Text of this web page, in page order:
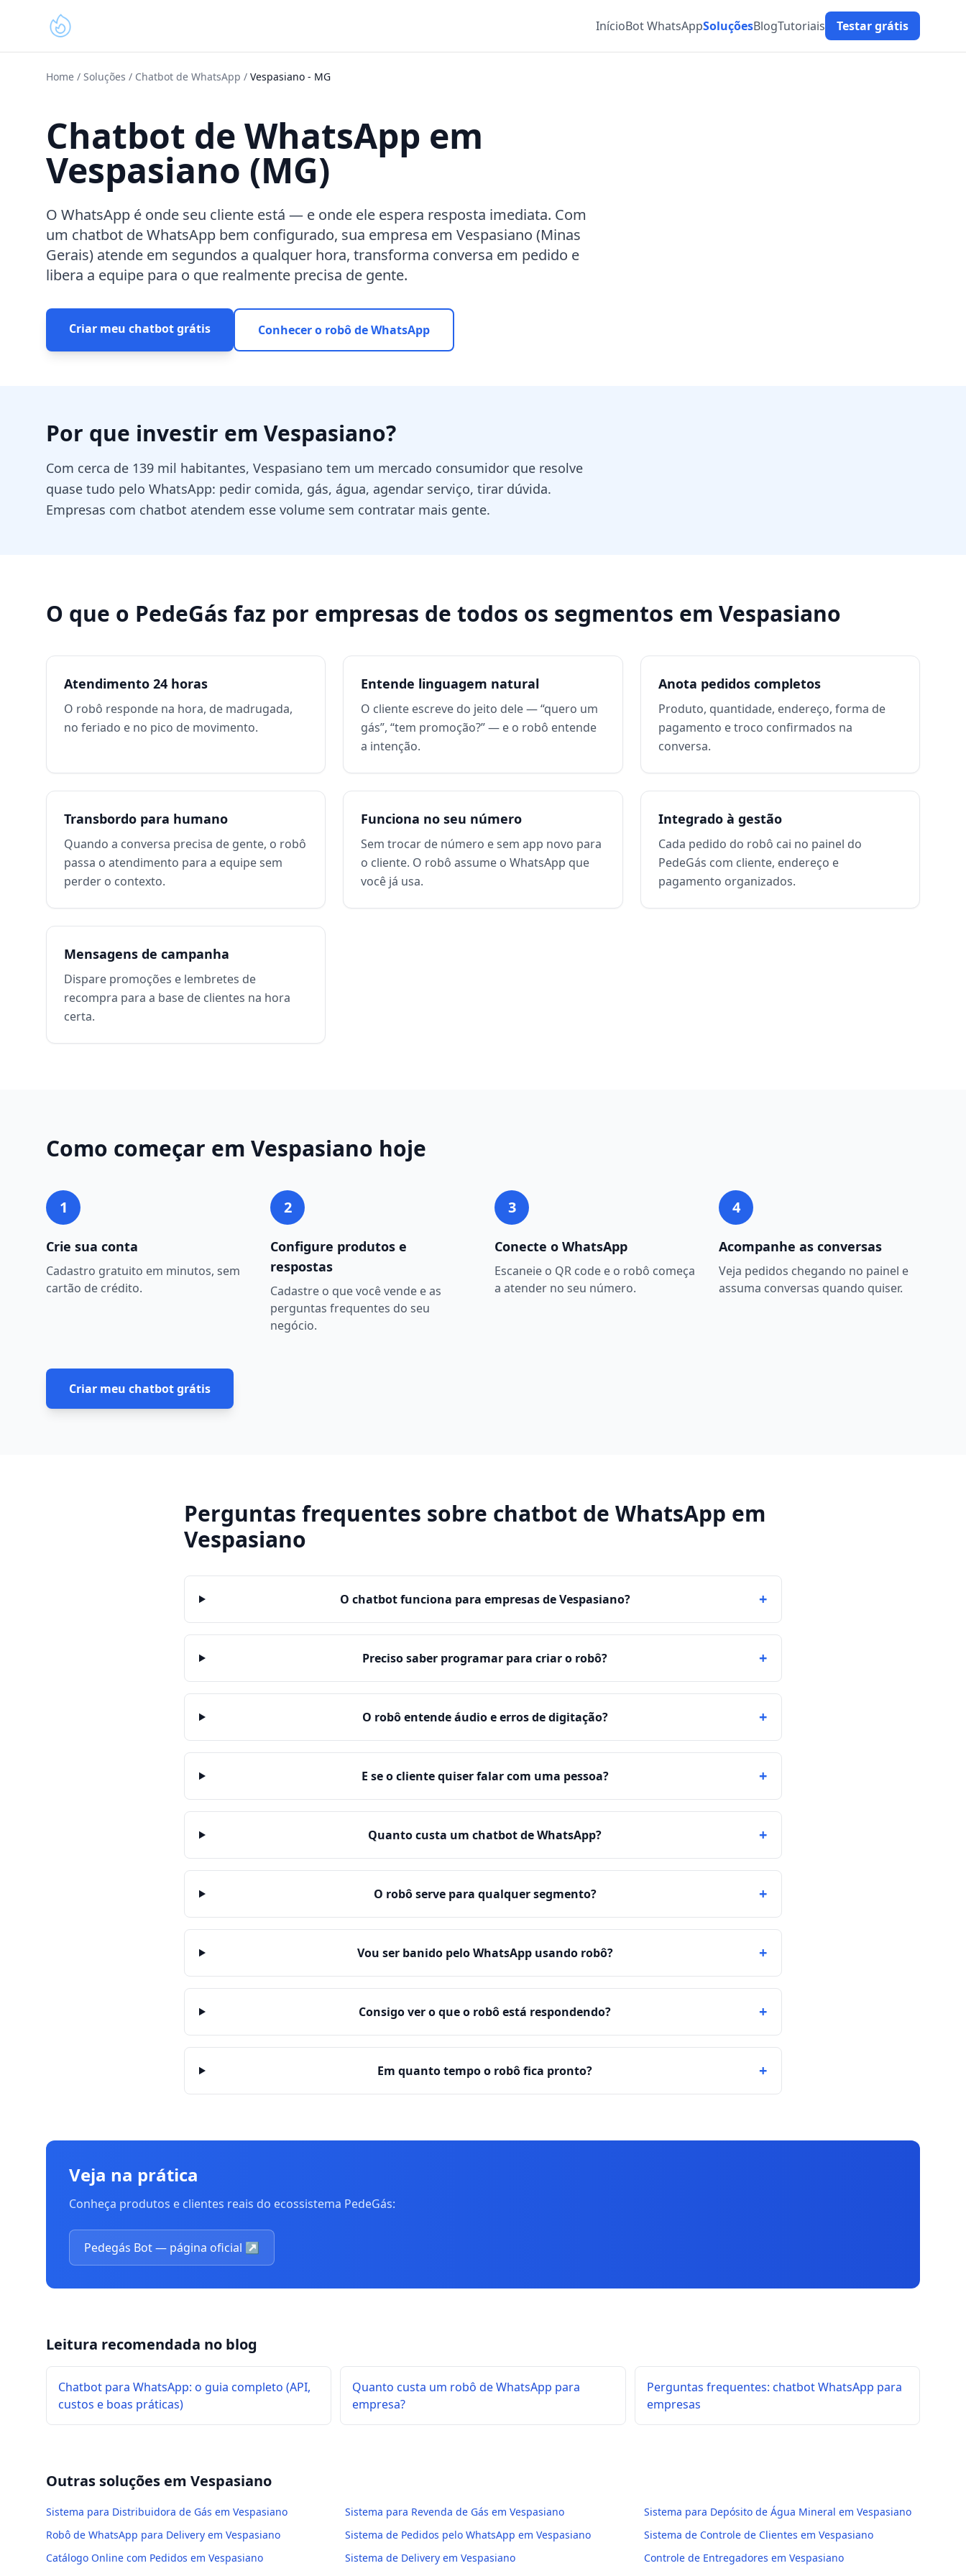
InícioBot WhatsAppSoluçõesBlogTutoriais Testar grátis
Home / Soluções / Chatbot de WhatsApp / Vespasiano - MG
Chatbot de WhatsApp em
Vespasiano (MG)
O WhatsApp é onde seu cliente está — e onde ele espera resposta imediata. Com
um chatbot de WhatsApp bem configurado, sua empresa em Vespasiano (Minas
Gerais) atende em segundos a qualquer hora, transforma conversa em pedido e
libera a equipe para o que realmente precisa de gente.
Criar meu chatbot grátis Conhecer o robô de WhatsApp
Por que investir em Vespasiano?
Com cerca de 139 mil habitantes, Vespasiano tem um mercado consumidor que resolve
quase tudo pelo WhatsApp: pedir comida, gás, água, agendar serviço, tirar dúvida.
Empresas com chatbot atendem esse volume sem contratar mais gente.
O que o PedeGás faz por empresas de todos os segmentos em Vespasiano
Atendimento 24 horas
O robô responde na hora, de madrugada,
no feriado e no pico de movimento.
Entende linguagem natural
O cliente escreve do jeito dele — “quero um
gás”, “tem promoção?” — e o robô entende
a intenção.
Anota pedidos completos
Produto, quantidade, endereço, forma de
pagamento e troco confirmados na
conversa.
Transbordo para humano
Quando a conversa precisa de gente, o robô
passa o atendimento para a equipe sem
perder o contexto.
Funciona no seu número
Sem trocar de número e sem app novo para
o cliente. O robô assume o WhatsApp que
você já usa.
Integrado à gestão
Cada pedido do robô cai no painel do
PedeGás com cliente, endereço e
pagamento organizados.
Mensagens de campanha
Dispare promoções e lembretes de
recompra para a base de clientes na hora
certa.
Como começar em Vespasiano hoje
1
Crie sua conta
Cadastro gratuito em minutos, sem
cartão de crédito.
2
Configure produtos e
respostas
Cadastre o que você vende e as
perguntas frequentes do seu
negócio.
3
Conecte o WhatsApp
Escaneie o QR code e o robô começa
a atender no seu número.
4
Acompanhe as conversas
Veja pedidos chegando no painel e
assuma conversas quando quiser.
Criar meu chatbot grátis
Perguntas frequentes sobre chatbot de WhatsApp em
Vespasiano
O chatbot funciona para empresas de Vespasiano? +
Preciso saber programar para criar o robô? +
O robô entende áudio e erros de digitação? +
E se o cliente quiser falar com uma pessoa? +
Quanto custa um chatbot de WhatsApp? +
O robô serve para qualquer segmento? +
Vou ser banido pelo WhatsApp usando robô? +
Consigo ver o que o robô está respondendo? +
Em quanto tempo o robô fica pronto? +
Veja na prática
Conheça produtos e clientes reais do ecossistema PedeGás:
Pedegás Bot — página oficial ↗
Leitura recomendada no blog
Chatbot para WhatsApp: o guia completo (API,
custos e boas práticas)
Quanto custa um robô de WhatsApp para
empresa?
Perguntas frequentes: chatbot WhatsApp para
empresas
Outras soluções em Vespasiano
Sistema para Distribuidora de Gás em Vespasiano Sistema para Revenda de Gás em Vespasiano
Sistema para Depósito de Água Mineral em Vespasiano
Robô de WhatsApp para Delivery em Vespasiano
Sistema de Pedidos pelo WhatsApp em Vespasiano
Sistema de Controle de Clientes em Vespasiano
Catálogo Online com Pedidos em Vespasiano
Sistema de Delivery em Vespasiano
Controle de Entregadores em Vespasiano